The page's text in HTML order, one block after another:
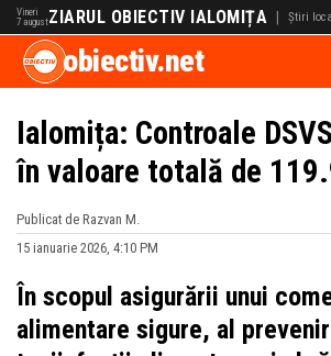
Vineri
7 augustZIARUL OBIECTIV IALOMIȚA | Știri
obiectiv.net
Ialomița: Controale
în valoare totală de
Publicat de Razvan M.
15 ianuarie 2026, 4:10 PM
În scopul asigurării unui
alimentare sigure, al